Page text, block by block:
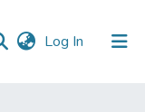
Log In (current)